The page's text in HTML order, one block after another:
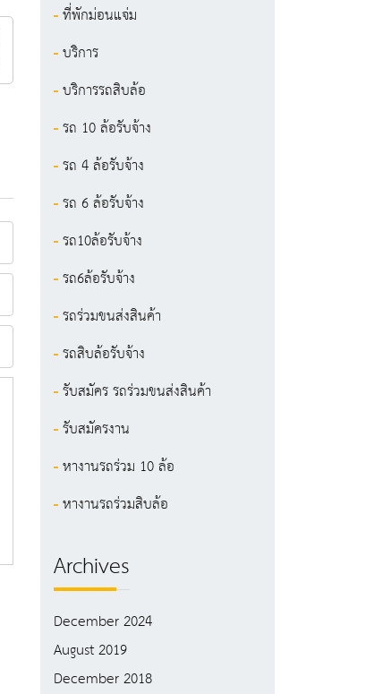
ที่พักม่อนแจ่ม
บริการ
บริการรถสิบล้อ
รถ 10 ล้อรับจ้าง
รถ 4 ล้อรับจ้าง
รถ 6 ล้อรับจ้าง
รถ10ล้อรับจ้าง
รถ6ล้อรับจ้าง
รถร่วมขนส่งสินค้า
รถสิบล้อรับจ้าง
รับสมัคร รถร่วมขนส่งสินค้า
รับสมัครงาน
หางานรถร่วม 10 ล้อ
หางานรถร่วมสิบล้อ
Archives
December 2024
August 2019
December 2018